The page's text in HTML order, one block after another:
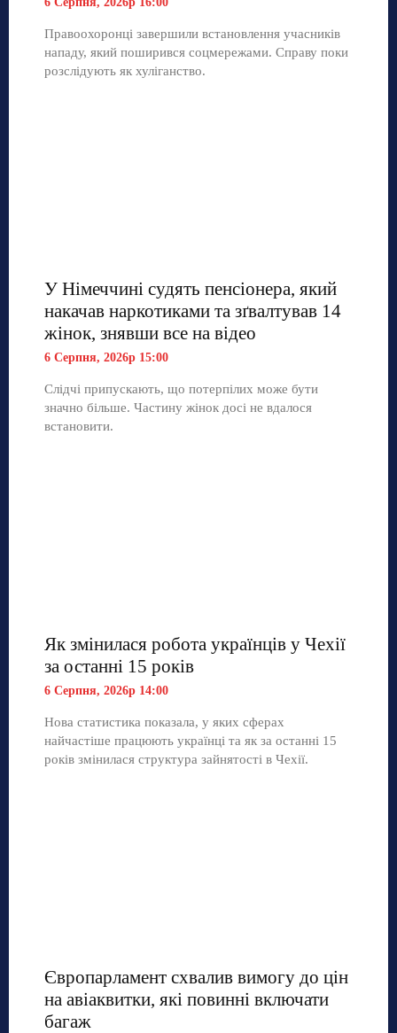
Правоохоронці завершили встановлення учасників
нападу, який поширився соцмережами. Справу поки
розслідують як хуліганство.
У Німеччині судять пенсіонера, який
накачав наркотиками та зґвалтував 14
жінок, знявши все на відео
6 Серпня, 2026р 15:00
Слідчі припускають, що потерпілих може бути
значно більше. Частину жінок досі не вдалося
встановити.
Як змінилася робота українців у Чехії
за останні 15 років
6 Серпня, 2026р 14:00
Нова статистика показала, у яких сферах
найчастіше працюють українці та як за останні 15
років змінилася структура зайнятості в Чехії.
Європарламент схвалив вимогу до цін
на авіаквитки, які повинні включати
багаж